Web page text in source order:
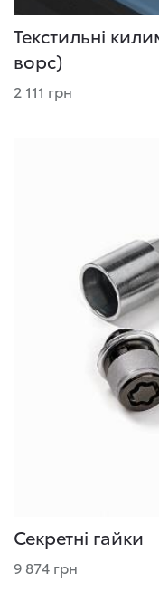
Текстильні
ворс)
2 111 грн
Секретні гайки
9 874 грн